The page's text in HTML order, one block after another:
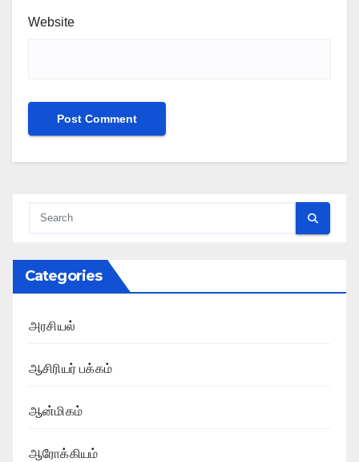
Website
Categories
அரசியல்
ஆசிரியர் பக்கம்
ஆன்மிகம்
ஆரோக்கியம்